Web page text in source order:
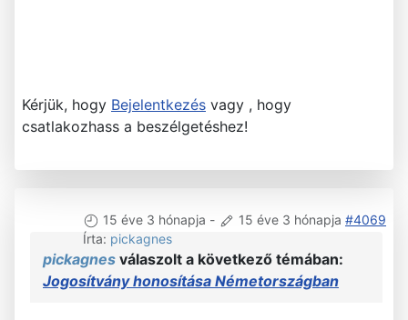
Kérjük, hogy Bejelentkezés vagy , hogy
csatlakozhass a beszélgetéshez!
15 éve 3 hónapja - 15 éve 3 hónapja #4069
Írta: pickagnes
pickagnes válaszolt a következő témában:
Jogosítvány honosítása Németországban